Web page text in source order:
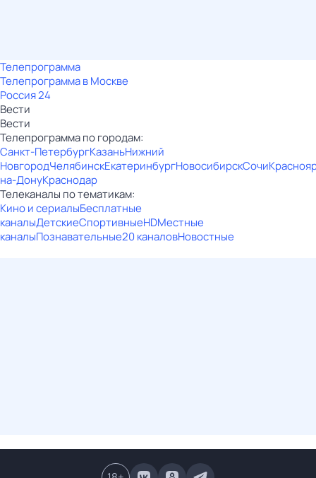
Телепрограмма
Телепрограмма в Москве
Россия 24
Вести
Вести
Телепрограмма по городам:
Санкт-ПетербургКазаньНижний
НовгородЧелябинскЕкатеринбургНовосибирскСочи
на-ДонуКраснодар
Телеканалы по тематикам:
Кино и сериалыБесплатные
каналыДетскиеСпортивныеHDМестные
каналыПознавательные20 каналовНовостные